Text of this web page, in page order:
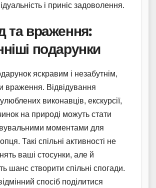
і приніс задоволення.
та враження:
подарунки
яскравим і незабутнім,
враження. Відвідування
виконавців, екскурсії,
на природі можуть стати
моментами для
Такі спільні активності не
ваші стосунки, але й
шанс створити спільні спогади.
спосіб поділитися